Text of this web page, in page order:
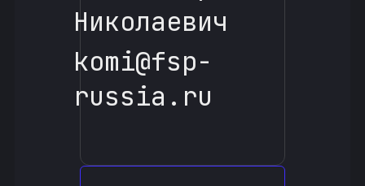
Николаевич
komi@fsp-
russia.ru